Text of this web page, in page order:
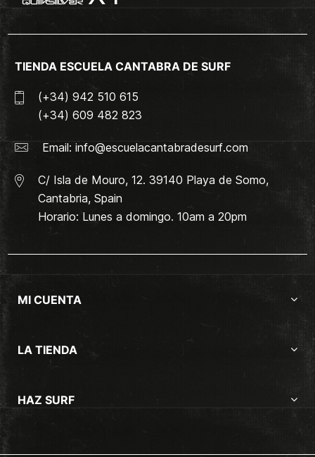
TIENDA ESCUELA CANTABRA DE SURF
(+34) 942 510 615
(+34) 609 482 823
Email: info@escuelacantabradesurf.com
C/ Isla de Mouro, 12. 39140 Playa de Somo,
Cantabria, Spain
Horario: Lunes a domingo. 10am a 20pm
MI CUENTA
LA TIENDA
HAZ SURF